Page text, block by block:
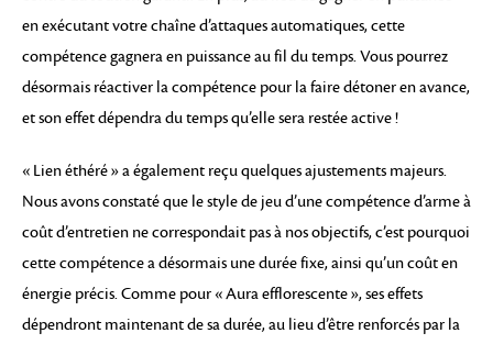
en exécutant votre chaîne d’attaques automatiques, cette
compétence gagnera en puissance au fil du temps. Vous pourrez
désormais réactiver la compétence pour la faire détoner en avance,
et son effet dépendra du temps qu’elle sera restée active !
« Lien éthéré » a également reçu quelques ajustements majeurs.
Nous avons constaté que le style de jeu d’une compétence d’arme à
coût d’entretien ne correspondait pas à nos objectifs, c’est pourquoi
cette compétence a désormais une durée fixe, ainsi qu’un coût en
énergie précis. Comme pour « Aura efflorescente », ses effets
dépendront maintenant de sa durée, au lieu d’être renforcés par la